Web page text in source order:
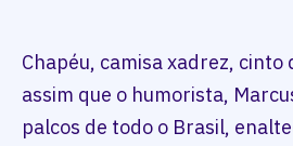
Chapéu, camisa xadrez, cinto
assim que o humorista,
palcos de todo o Brasil,